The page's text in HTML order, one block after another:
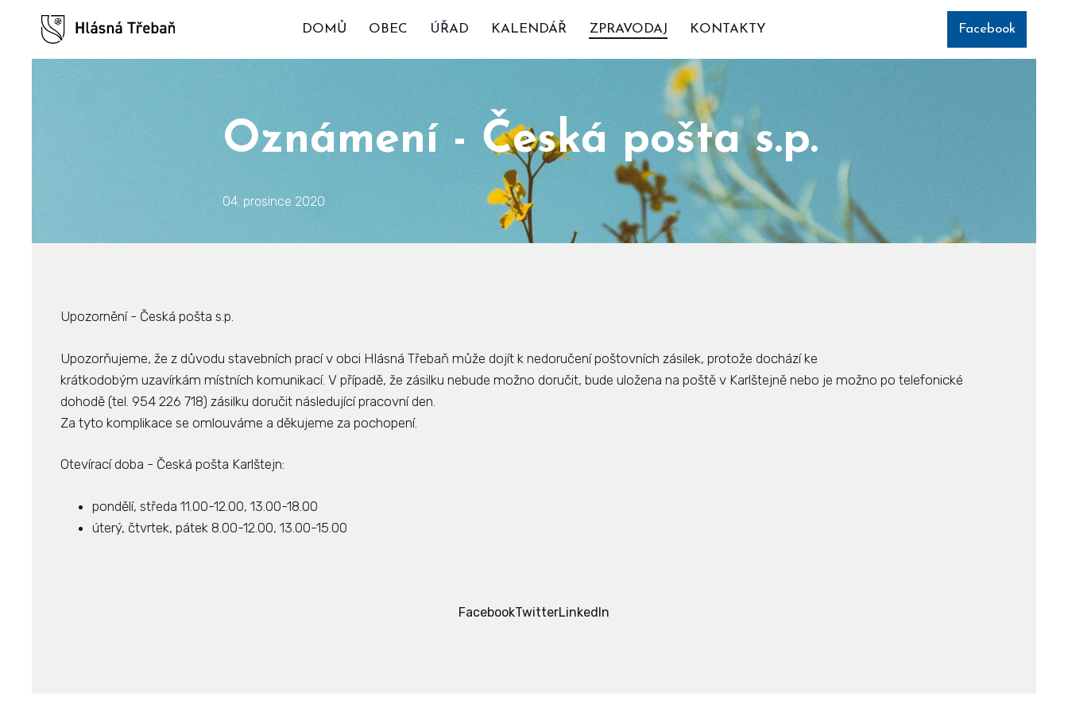
DOMŮ OBEC ÚŘAD KALENDÁŘ ZPRAVODAJ KONTAKTY Facebook
Oznámení - Česká pošta s.p.
04. prosince 2020
Upozornění - Česká pošta s.p.
Upozorňujeme, že z důvodu stavebních prací v obci Hlásná Třebaň může dojít k nedoručení poštovních zásilek, protože dochází ke
krátkodobým uzavírkám místních komunikací. V případě, že zásilku nebude možno doručit, bude uložena na poště v Karlštejně nebo je možno po telefonické
dohodě (tel. 954 226 718) zásilku doručit následující pracovní den.
Za tyto komplikace se omlouváme a děkujeme za pochopení.
Otevírací doba - Česká pošta Karlštejn:
pondělí, středa 11.00-12.00, 13.00-18.00
úterý, čtvrtek, pátek 8.00-12.00, 13.00-15.00
FacebookTwitterLinkedIn